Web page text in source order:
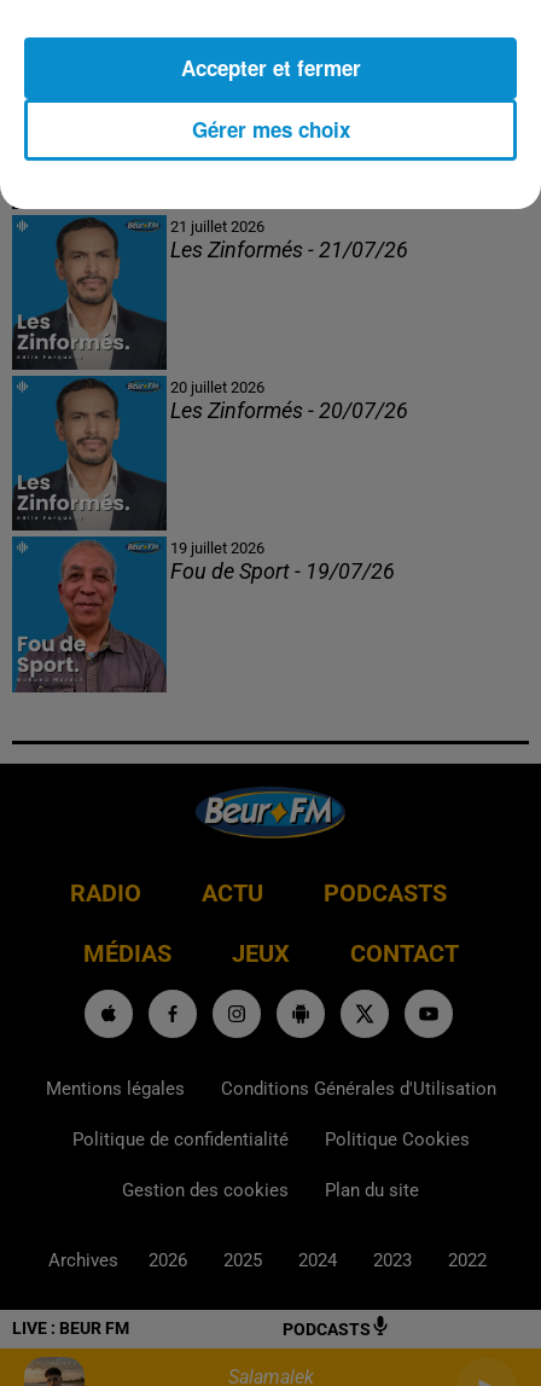
LIVE : BEUR FM PODCASTS
Salamalek
22 juillet 2026
Les Zinformés - 22/07/26
21 juillet 2026
Les Zinformés - 21/07/26
20 juillet 2026
Les Zinformés - 20/07/26
19 juillet 2026
Fou de Sport - 19/07/26
RADIO ACTU PODCASTS
MÉDIAS JEUX CONTACT
Mentions légales Conditions Générales d'Utilisation
Politique de confidentialité Politique Cookies
Gestion des cookies Plan du site
Archives 2026 2025 2024 2023 2022
Gérer mes choix
Accepter et fermer